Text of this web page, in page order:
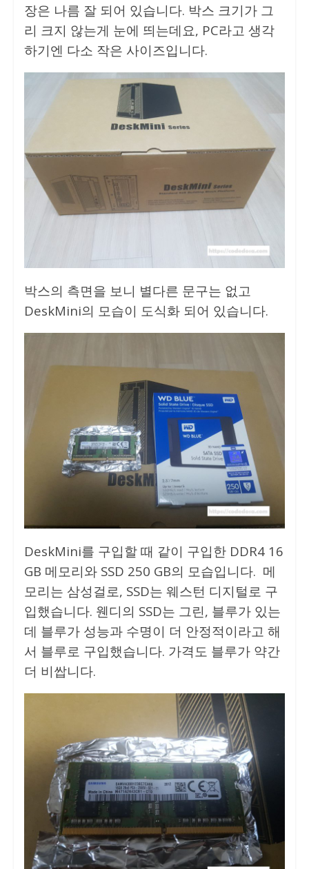
장은 나름 잘 되어 있습니다. 박스 크기가 그
리 크지 않는게 눈에 띄는데요, PC라고 생각
하기엔 다소 작은 사이즈입니다.
박스의 측면을 보니 별다른 문구는 없고
DeskMini의 모습이 도식화 되어 있습니다.
DeskMini를 구입할 때 같이 구입한 DDR4 16
GB 메모리와 SSD 250 GB의 모습입니다. 메
모리는 삼성걸로, SSD는 웨스턴 디지털로 구
입했습니다. 웬디의 SSD는 그린, 블루가 있는
데 블루가 성능과 수명이 더 안정적이라고 해
서 블루로 구입했습니다. 가격도 블루가 약간
더 비쌉니다.